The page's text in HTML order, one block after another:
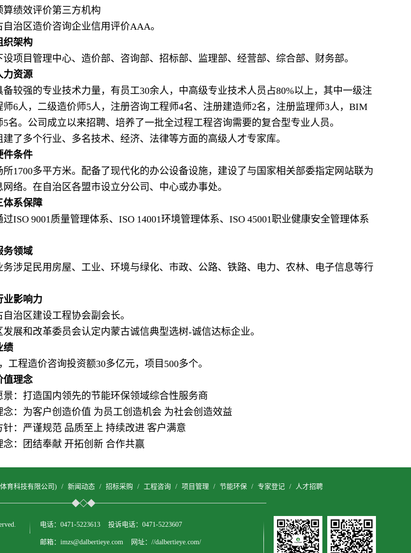
算绩效评价第三方机构
自治区造价咨询企业信用评价AAA。
织架构
设项目管理中心、造价部、咨询部、招标部、监理部、经营部、综合部、财务部。
力资源
备较强的专业技术力量，有员工30余人，中高级专业技术人员占80%以上，其中一级注
师6人，二级造价师5人，注册咨询工程师4名、注册建造师2名，注册监理师3人，BIM
名。公司成立以来招聘、培养了一批全过程工程咨询需要的复合型专业人员。
建了多个行业、多名技术、经济、法律等方面的高级人才专家库。
件条件
所1700多平方米。配备了现代化的办公设备设施，建设了与国家相关部委指定网站联为
络。在自治区各盟市设立分公司、中心或办事处。
体系保障
过ISO 9001质量管理体系、ISO 14001环境管理体系、ISO 45001职业健康安全管理体系
务领域
务涉足民用房屋、工业、环境与绿化、市政、公路、铁路、电力、农林、电子信息等行
业影响力
自治区建设工程协会副会长。
发展和改革委员会认定内蒙古诚信典型选树-诚信达标企业。
绩
工程造价咨询投资额30多亿元，项目500多个。
值理念
景：打造国内领先的节能环保领域综合性服务商
念：为客户创造价值 为员工创造机会 为社会创造效益
针：严谨规范 品质至上 持续改进 客户满意
念：团结奉献 开拓创新 合作共赢
育科技有限公司) / 新闻动态 / 招标采购 / 工程咨询 / 项目管理 / 节能环保 / 专家登记 / 人才招聘
电话：0471-5223613 投诉电话：0471-5223607
邮箱：imzs@dalbertieye.com 网址：//dalbertieye.com/